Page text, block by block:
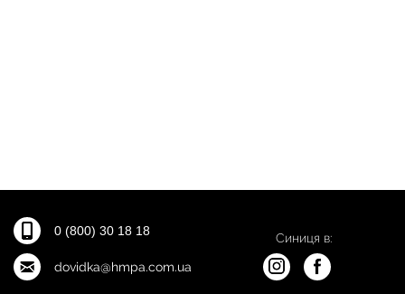
0 (800) 30 18 18
dovidka@hmpa.com.ua
Синиця в: